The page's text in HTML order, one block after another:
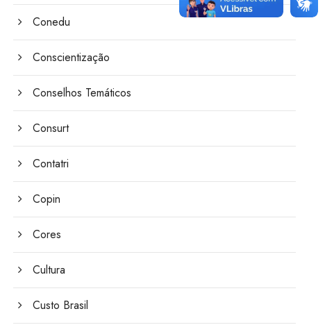
Conedu
Conscientização
Conselhos Temáticos
Consurt
Contatri
Copin
Cores
Cultura
Custo Brasil